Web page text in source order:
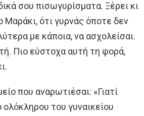
σου πισωγυρίσματα. Ξέρει κι
Μαράκι, ότι γυρνάς όποτε δεν
με κάποια, να ασχολείσαι.
Πιο εύστοχα αυτή τη φορά,
που αναρωτιέσαι: «Γιατί
του γυναικείου